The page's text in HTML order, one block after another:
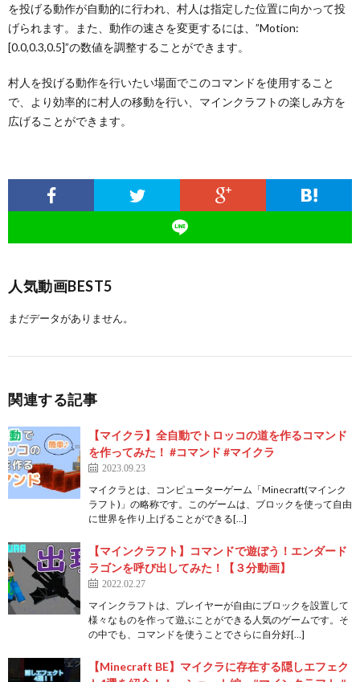
を投げる動作が自動的に行われ、村人は指定した位置に向かって投
げられます。また、動作の速さを変更するには、”Motion:
[0.0,0.3,0.5]”の数値を調整することができます。
村人を投げる動作を行いたい場面でこのコマンドを使用すること
で、より効率的に村人の移動を行い、マインクラフトの楽しみ方を
広げることができます。
人気動画BEST5
まだデータがありません。
関連する記事
【マイクラ】全自動でトロッコの道を作るコマンド
を作ってみた！ #コマンド #マイクラ
2023.09.23
マイクラとは、コンピューターゲーム「Minecraft(マインク
ラフト)」の略称です。このゲームは、ブロックを使って自由
に世界を作り上げることができる[…]
【マインクラフト】コマンドで遊ぼう！エンダード
ラゴンを呼び出してみた！【３分動画】
2022.02.27
マインクラフトは、プレイヤーが自由にブロックを設置して
様々なものを作って遊ぶことができる人気のゲームです。そ
の中でも、コマンドを使うことでさらに自分好[…]
【Minecraft BE】マイクラに存在する隠しエフェク